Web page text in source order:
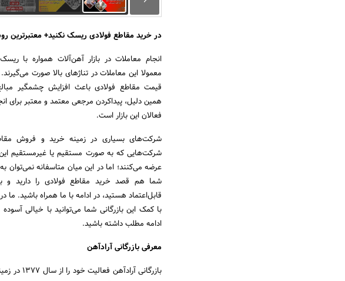
در خرید مقاطع فولادی ریسک نکنید+ معتبرترین
انجام معاملات در بازار آهن‌آلات همواره با
معمولا این معاملات در تناژهای بالا صورت
قیمت مقاطع فولادی باعث افزایش چشمگیر
همین دلیل، پیداکردن مرجعی معتمد و معتبر برای
فعالان این بازار است.
شرکت‌های بسیاری در زمینه خرید و فروش
شرکت‌هایی که به صورت مستقیم یا غیرمستقیم این
عرضه می‌کنند؛ اما در این میان متاسفانه نمی‌توان
شما هم قصد خرید مقاطع فولادی را دارید و
قابل‌اعتماد هستید، در ادامه با ما همراه باشید. ما
با کمک این بازرگانی شما می‌توانید با خیالی
ادامه مطلب داشته باشید.
معرفی بازرگانی آرادآهن
بازرگانی